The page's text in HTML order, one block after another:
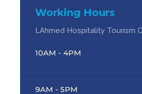
Working Hours
LAhmed Hospitality Tourism
10AM - 4PM
9AM - 5PM